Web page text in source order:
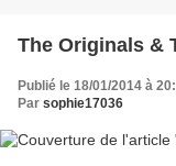
The Originals &
Publié le 18/01/2014 à
Par sophie17036